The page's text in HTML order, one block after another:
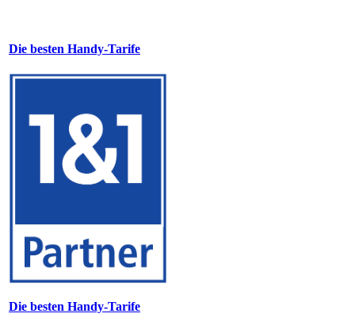
Die besten Handy-Tarife
Die besten Handy-Tarife